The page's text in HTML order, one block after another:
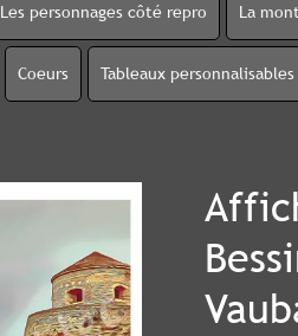
Les personnages côté repro La
Coeurs Tableaux personnalisables